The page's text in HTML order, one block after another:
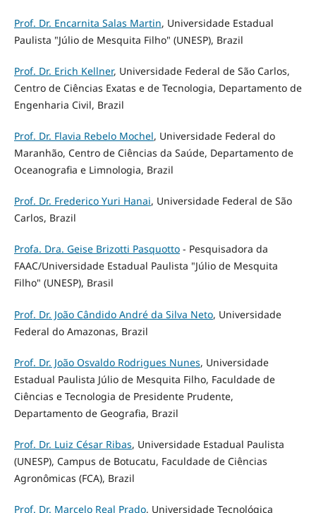
Prof. Dr. Encarnita Salas Martin, Universidade Estadual
Paulista "Júlio de Mesquita Filho" (UNESP), Brazil
Prof. Dr. Erich Kellner, Universidade Federal de São Carlos,
Centro de Ciências Exatas e de Tecnologia, Departamento de
Engenharia Civil, Brazil
Prof. Dr. Flavia Rebelo Mochel, Universidade Federal do
Maranhão, Centro de Ciências da Saúde, Departamento de
Oceanografia e Limnologia, Brazil
Prof. Dr. Frederico Yuri Hanai, Universidade Federal de São
Carlos, Brazil
Profa. Dra. Geise Brizotti Pasquotto- Pesquisadora da
FAAC/Universidade Estadual Paulista "Júlio de Mesquita
Filho" (UNESP), Brasil
Prof. Dr. João Cândido André da Silva Neto, Universidade
Federal do Amazonas, Brazil
Prof. Dr. João Osvaldo Rodrigues Nunes, Universidade
Estadual Paulista Júlio de Mesquita Filho, Faculdade de
Ciências e Tecnologia de Presidente Prudente,
Departamento de Geografia, Brazil
Prof. Dr. Luiz César Ribas, Universidade Estadual Paulista
(UNESP), Campus de Botucatu, Faculdade de Ciências
Agronômicas (FCA), Brazil
Prof. Dr. Marcelo Real Prado, Universidade Tecnológica